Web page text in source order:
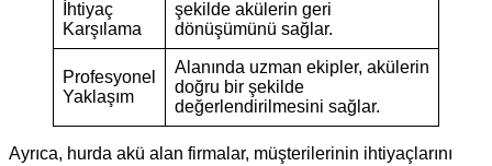
İhtiyaç
Karşılama
şekilde akülerin geri
dönüşümünü sağlar.
Profesyonel
Yaklaşım
Alanında uzman ekipler, akülerin
doğru bir şekilde
değerlendirilmesini sağlar.
Ayrıca, hurda akü alan firmalar, müşterilerinin ihtiyaçlarını